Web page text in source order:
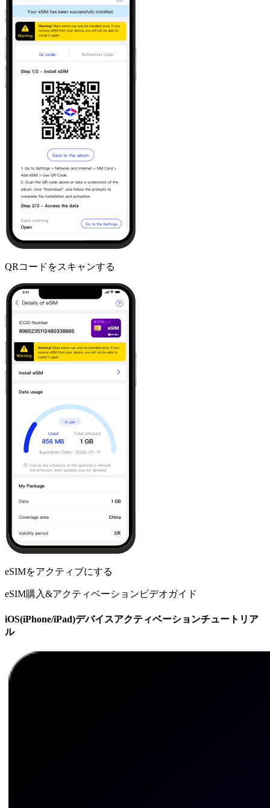
QRコードをスキャンする
eSIMをアクティブにする
eSIM購入&アクティベーションビデオガイド
iOS(iPhone/iPad)デバイスアクティベーションチュートリア
ル